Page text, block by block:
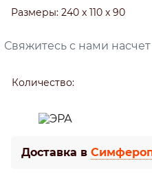
Размеры: 240 x 110 x 90
Свяжитесь с нами
Количество:
Доставка в